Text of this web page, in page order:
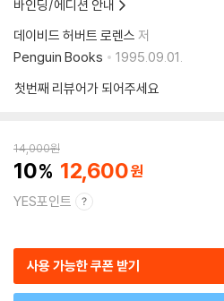
바인딩/에디션 안내
데이비드 허버트 로렌스 저
Penguin Books
1995.09.01.
첫번째 리뷰어가 되어주세요
14,000원
10 12,600
YES포인트
사용 가능한 쿠폰 받기